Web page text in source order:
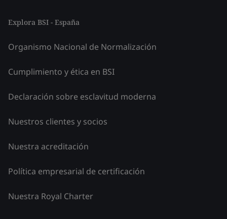
Explora BSI - España
Organismo Nacional de Normalización
Cumplimiento y ética en BSI
Declaración sobre esclavitud moderna
Nuestros clientes y socios
Nuestra acreditación
Política empresarial de certificación
Nuestra Royal Charter